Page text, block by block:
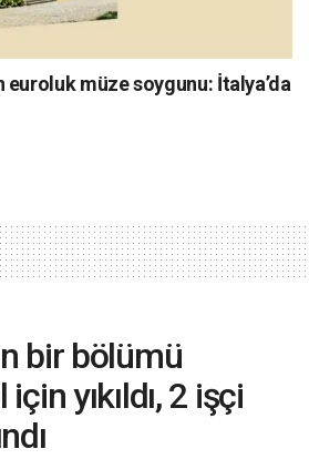
müze soygunu: İtalya’da
bir bölümü
yıkıldı, 2 işçi